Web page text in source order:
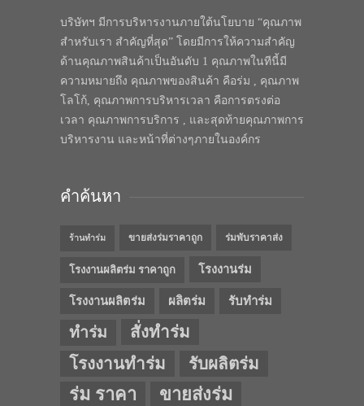
บริษัทฯ มีการบริหารงานภายใต้นโยบาย “คุณภาพ
สำหรับเรา สำคัญที่สุด” โดยมีการให้ความสำคัญ
ด้านคุณภาพสินค้าเป็นอันดับ 1 คุณภาพในทีนี้มี
ความหมายถึง คุณภาพของสินค้า คือร่ม , คุณภาพ
โลโก้, คุณภาพการบริหารเวลา คือการตรงต่อ
เวลา คุณภาพการบริการ , และสุดท้ายคุณภาพการ
บริหารงาน และหน้าที่ต่างๆภายในองค์กร
คำค้นหา
ร้านทำร่ม ขายส่งร่มราคาถูก ร่มพับราคาส่ง
โรงงานผลิตร่ม ราคาถูก โรงงานร่ม
โรงงานผลิตร่ม ผลิตร่ม รับทำร่ม
ทำร่ม
สั่งทำร่ม
โรงงานทำร่ม
รับผลิตร่ม
ร่ม ราคา ขายส่งร่ม